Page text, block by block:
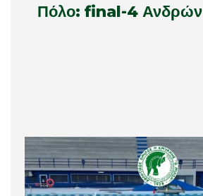
Πόλο: final-4 Ανδρών